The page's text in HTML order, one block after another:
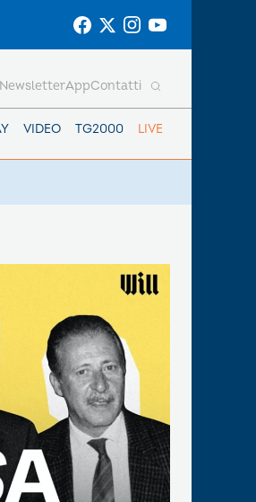
VIDEO TG2000 LIVE
NewsletterAppContatti